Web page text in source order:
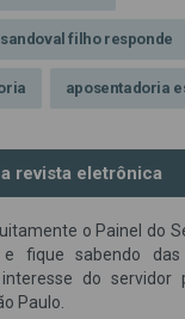
filho responde
aposentadoria
contra assédio ilegal
OAB SP CNJ
Precatórios da OAB SP
revista eletrônica
o Painel do
fique sabendo das
do servidor
Paulo.